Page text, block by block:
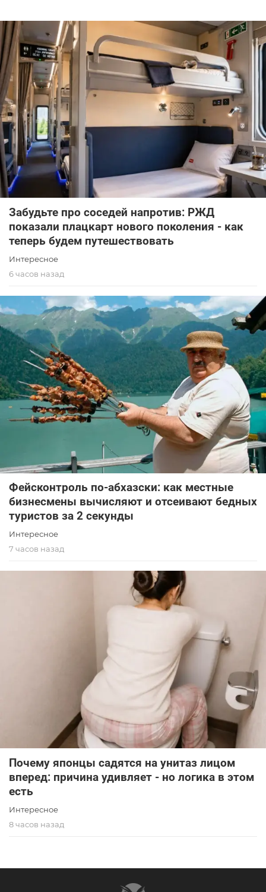
Забудьте про соседей напротив: РЖД
показали плацкарт нового поколения - как
теперь будем путешествовать
Интересное
6 часов назад
Фейсконтроль по-абхазски: как местные
бизнесмены вычисляют и отсеивают бедных
туристов за 2 секунды
Интересное
7 часов назад
Почему японцы садятся на унитаз лицом
вперед: причина удивляет - но логика в этом
есть
Интересное
8 часов назад